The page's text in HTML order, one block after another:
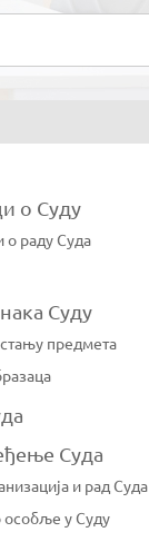
о Суду
о раду Суда
Суду
предмета
Суда
и рад Суда
особље у Суду